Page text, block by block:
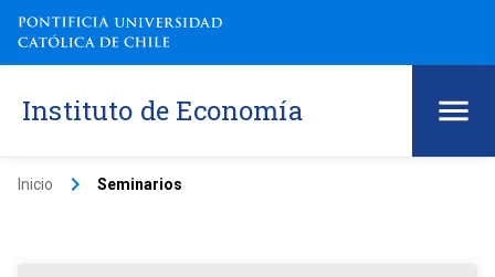
Instituto de Economía
Inicio keyboard_arrow_right Seminarios